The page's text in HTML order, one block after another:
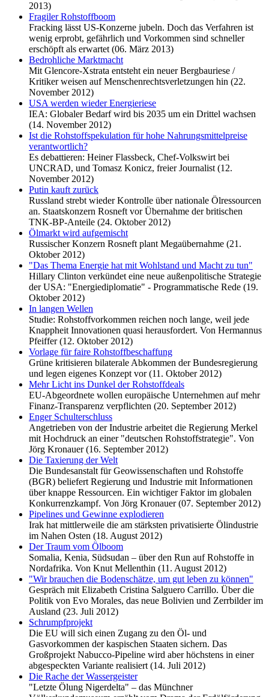
2013)
Fragiler Rohstoffboom
Fracking lässt US-Konzerne jubeln. Doch das Verfahren ist
wenig erprobt, gefährlich und Vorkommen sind schneller
erschöpft als erwartet (06. März 2013)
Bedrohliche Marktmacht
Mit Glencore-Xstrata entsteht ein neuer Bergbauriese /
Kritiker weisen auf Menschenrechtsverletzungen hin (22.
November 2012)
USA werden wieder Energieriese
IEA: Globaler Bedarf wird bis 2035 um ein Drittel wachsen
(14. November 2012)
Ist die Rohstoffspekulation für hohe Nahrungsmittelpreise
verantwortlich?
Es debattieren: Heiner Flassbeck, Chef-Volkswirt bei
UNCRAD, und Tomasz Konicz, freier Journalist (12.
November 2012)
Putin kauft zurück
Russland strebt wieder Kontrolle über nationale Ölressourcen
an. Staatskonzern Rosneft vor Übernahme der britischen
TNK-BP-Anteile (24. Oktober 2012)
Ölmarkt wird aufgemischt
Russischer Konzern Rosneft plant Megaübernahme (21.
Oktober 2012)
"Das Thema Energie hat mit Wohlstand und Macht zu tun"
Hillary Clinton verkündet eine neue außenpolitische Strategie
der USA: "Energiediplomatie" - Programmatische Rede (19.
Oktober 2012)
In langen Wellen
Studie: Rohstoffvorkommen reichen noch lange, weil jede
Knappheit Innovationen quasi herausfordert. Von Hermannus
Pfeiffer (12. Oktober 2012)
Vorlage für faire Rohstoffbeschaffung
Grüne kritisieren bilaterale Abkommen der Bundesregierung
und legen eigenes Konzept vor (11. Oktober 2012)
Mehr Licht ins Dunkel der Rohstoffdeals
EU-Abgeordnete wollen europäische Unternehmen auf mehr
Finanz-Transparenz verpflichten (20. September 2012)
Enger Schulterschluss
Angetrieben von der Industrie arbeitet die Regierung Merkel
mit Hochdruck an einer "deutschen Rohstoffstrategie". Von
Jörg Kronauer (16. September 2012)
Die Taxierung der Welt
Die Bundesanstalt für Geowissenschaften und Rohstoffe
(BGR) beliefert Regierung und Industrie mit Informationen
über knappe Ressourcen. Ein wichtiger Faktor im globalen
Konkurrenzkampf. Von Jörg Kronauer (07. September 2012)
Pipelines und Gewinne explodieren
Irak hat mittlerweile die am stärksten privatisierte Ölindustrie
im Nahen Osten (18. August 2012)
Der Traum vom Ölboom
Somalia, Kenia, Südsudan – über den Run auf Rohstoffe in
Nordafrika. Von Knut Mellenthin (11. August 2012)
"Wir brauchen die Bodenschätze, um gut leben zu können"
Gespräch mit Elizabeth Cristina Salguero Carrillo. Über die
Politik von Evo Morales, das neue Bolivien und Zerrbilder im
Ausland (23. Juli 2012)
Schrumpfprojekt
Die EU will sich einen Zugang zu den Öl- und
Gasvorkommen der kaspischen Staaten sichern. Das
Großprojekt Nabucco-Pipeline wird aber höchstens in einer
abgespeckten Variante realisiert (14. Juli 2012)
Die Rache der Wassergeister
"Letzte Ölung Nigerdelta" – das Münchner